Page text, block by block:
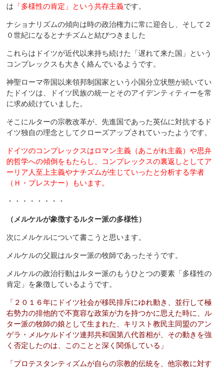
は 「多様性の肯定」という共存主義です。
ナショナリズムの傾向は時の政治権力に常に迎合し、そして２
０世紀になるとナチズムと結びつきました
これらはドイツが近代以来持ち続けた「遅れて来た国」という
コンプレックスも大きく絡んでいるようです。
神聖ローマ帝国以来領邦制国家という小国分立状態が続いてい
たドイツは、ドイツ民族の統一とそのアイデンティティーを常
に求め続けていました。
そこにルターの宗教改革が、先進国であった英仏に対抗するド
イツ独自の理念としてクローズアップされていったようです。
ドイツのコンプレックスはロマン主義（あこがれ主義）や思弁
的哲学への傾倒をもたらし、コンプレックスの裏返しとしてア
ーリア人至上主義やナチズムが生じていったと分析する学者
（Ｈ・プレスナー）もいます。
・・・・・・・・
（メルケルが象徴するルター派の多様性）
次にメルケルについて書こうと思います。
メルケルの父親はルター派の牧師であったそうです。
メルケルの政治行動はルター派のもうひとつの要素「多様性の
肯定」を象徴しているようです。
「２０１６年にドイツ社会が移民排斥にゆれ動き、並行して極
右勢力の排他的で不寛容な政策が力を持つかに思えた時に、ル
ター派の牧師の娘として生まれた、キリスト教民主同盟のアン
ゲラ・メルケルドイツ連邦共和国第八代首相が、その動きを強
く否定したのは、このことと深く関係している」
「プロテスタンティズムが自らの宗教的伝統を、他宗教に対す